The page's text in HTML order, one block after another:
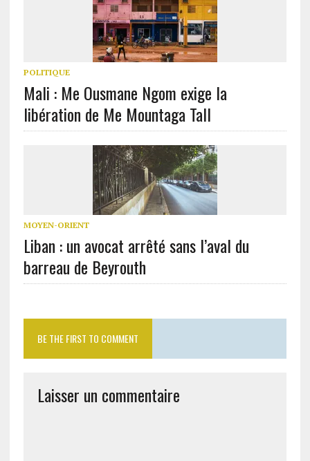
POLITIQUE
Mali : Me Ousmane Ngom exige la
libération de Me Mountaga Tall
MOYEN-ORIENT
Liban : un avocat arrêté sans l’aval du
barreau de Beyrouth
BE THE FIRST TO COMMENT
Laisser un commentaire